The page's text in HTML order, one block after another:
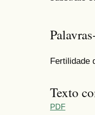
Fertilidade
Texto
PDF